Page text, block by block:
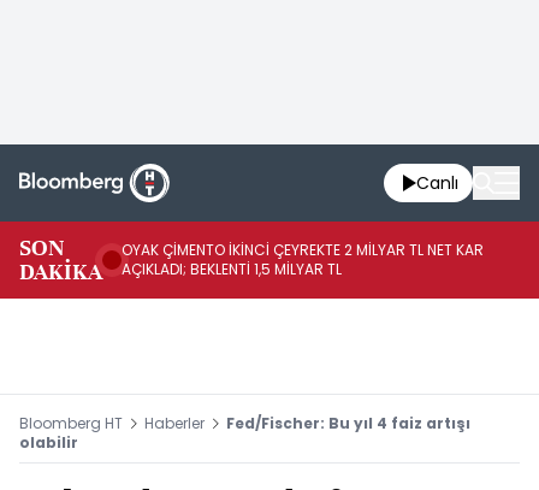
Canlı
SON
DAKİKA
OYAK ÇİMENTO İKİNCİ ÇEYREKTE 2 MİLYAR TL NET KAR
AÇIKLADI; BEKLENTİ 1,5 MİLYAR TL
Bloomberg HT Haberler
Fed/Fischer: Bu yıl 4 faiz artışı
olabilir